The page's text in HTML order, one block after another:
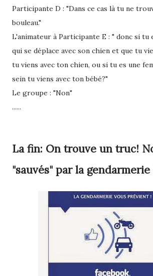
Participante D : "Dans ce cas là tu ne
bouleau."
L'animateur à Participante E : " donc si tu
qui se déplace avec son chien et que tu
tu viens avec ton chien, ou si tu es une
sein tu viens avec ton bébé?"
Le groupe : "Non"
......
La fin: On trouve un truc!
"sauvés" par la gendarmerie